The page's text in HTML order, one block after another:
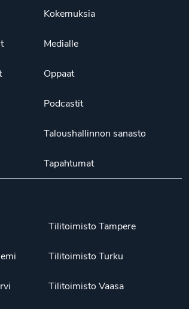
Kokemuksia
Medialle
Oppaat
Podcastit
Taloushallinnon sanasto
Tapahtumat
Tilitoimisto Tampere
Tilitoimisto Turku
Tilitoimisto Vaasa